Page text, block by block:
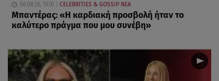
06.08.26, 19:10 CELEBRITIES & GOSSIP ΝΕΑ
Μπαντέρας: «Η καρδιακή προσβολή ήταν το
καλύτερο πράγμα που μου συνέβη»